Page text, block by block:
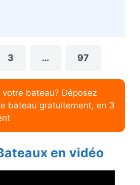
3 … 97
bateau? Déposez
bateau gratuitement, en 3
en vidéo